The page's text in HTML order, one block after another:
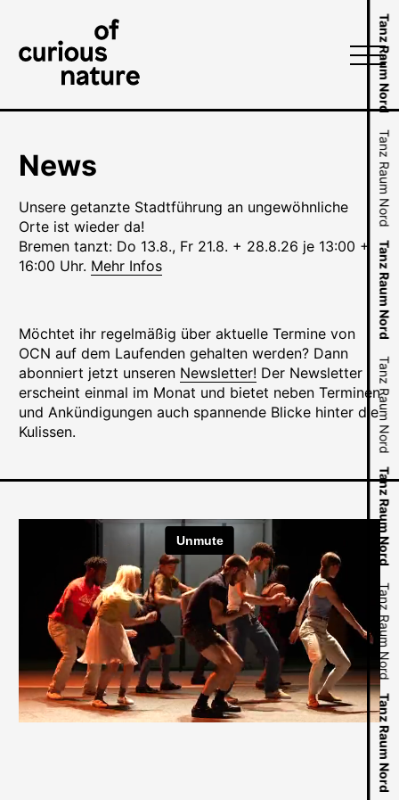
News
Unsere getanzte Stadtführung an ungewöhnliche
Orte ist wieder da!
Bremen tanzt: Do 13.8., Fr 21.8. + 28.8.26 je 13:00 +
16:00 Uhr. Mehr Infos
Möchtet ihr regelmäßig über aktuelle Termine von
OCN auf dem Laufenden gehalten werden? Dann
abonniert jetzt unseren Newsletter! Der Newsletter
erscheint einmal im Monat und bietet neben Terminen
und Ankündigungen auch spannende Blicke hinter die
Kulissen.
Tanz Raum Nord
Tanz Raum Nord
Tanz Raum Nord
Tanz Raum Nord
Tanz Raum Nord
Tanz Raum Nord
Tanz Raum Nord
Tanz Raum Nord
Tanz Raum Nord
Tanz Raum Nord
Tanz Raum Nord
Tanz Raum Nord
Tanz Raum Nord
Tanz Raum Nord
Tanz Raum Nord
Tanz Raum Nord
Tanz Raum Nord
Tanz Raum Nord